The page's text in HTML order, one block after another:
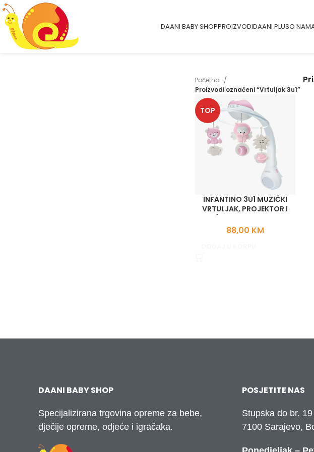
DAANI BABY SHOPPROIZVODIDAANI PLUSO
Početna
Proizvodi označeni “Vrtuljak 3u1”
TOP
INFANTINO 3U1 MUZIČKI
VRTULJAK, PROJEKTOR I
NOĆNO SVIJETLO-ROZI
88,00 KM
DAANI BABY SHOP
Specijalizirana trgovina opreme za bebe,
dječije opreme, odjeće i igračaka.
POSJETITE NAS
Stupska do br. 19
7100 Sarajevo,